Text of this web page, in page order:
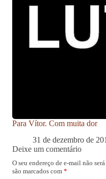
Para Vítor. Com muita dor
31 de dezembro de
Deixe um comentário
O seu endereço de e-mail não
são marcados com *